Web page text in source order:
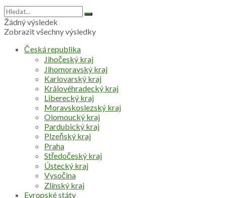
Žádný výsledek
Zobrazit všechny výsledky
Česká republika
Jihočeský kraj
Jihomoravský kraj
Karlovarský kraj
Královéhradecký kraj
Liberecký kraj
Moravskoslezský kraj
Olomoucký kraj
Pardubický kraj
Plzeňský kraj
Praha
Středočeský kraj
Ústecký kraj
Vysočina
Zlínský kraj
Evropské státy